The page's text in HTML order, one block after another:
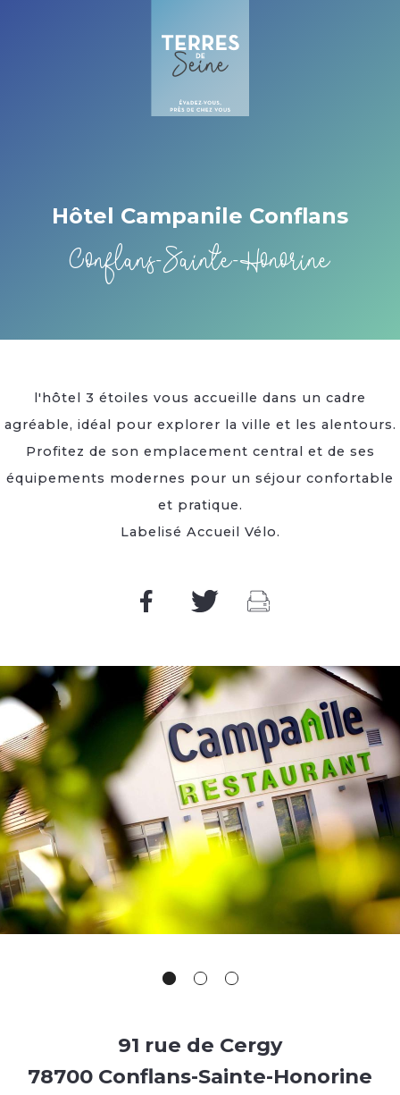
Hôtel Campanile Conflans
Conflans-Sainte-Honorine
l'hôtel 3 étoiles vous accueille dans un cadre
agréable, idéal pour explorer la ville et les alentours.
Profitez de son emplacement central et de ses
équipements modernes pour un séjour confortable
et pratique.
Labelisé Accueil Vélo.
91 rue de Cergy
78700 Conflans-Sainte-Honorine